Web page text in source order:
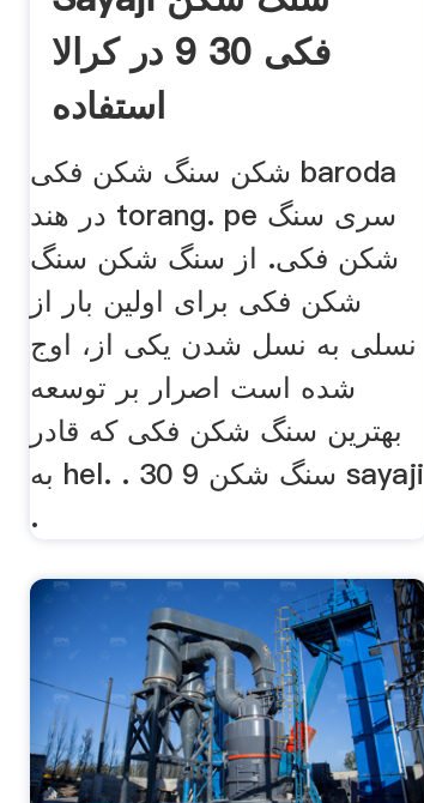
فکی 30 9 در کرالا
استفاده
شکن سنگ شکن فکی baroda
در هند torang. pe سری سنگ
شکن فکی. از سنگ شکن سنگ
شکن فکی برای اولین بار از
نسلی به نسل شدن یکی از، اوج
شده است اصرار بر توسعه
بهترین سنگ شکن فکی که قادر
به hel. . 30 9 سنگ شکن sayaji
.